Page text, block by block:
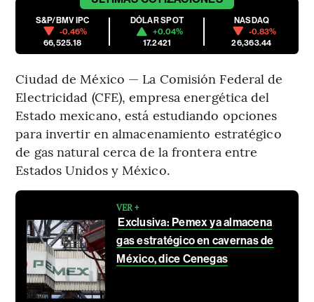
S&P/BMV IPC
-0.46%
66,525.18
DÓLAR SPOT
+0.04%
17.2421
NASDAQ
-0.83%
26,363.44
Ciudad de México — La Comisión Federal de
Electricidad (CFE), empresa energética del
Estado mexicano, está estudiando opciones
para invertir en almacenamiento estratégico
de gas natural cerca de la frontera entre
Estados Unidos y México.
VER +
Exclusiva: Pemex ya almacena
gas estratégico en cavernas de
México, dice Cenegas